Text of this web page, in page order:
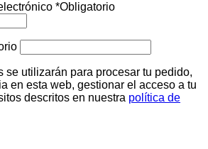
*Obligatorio
se utilizarán para procesar tu pedido,
en esta web, gestionar el acceso a tu
descritos en nuestra política de